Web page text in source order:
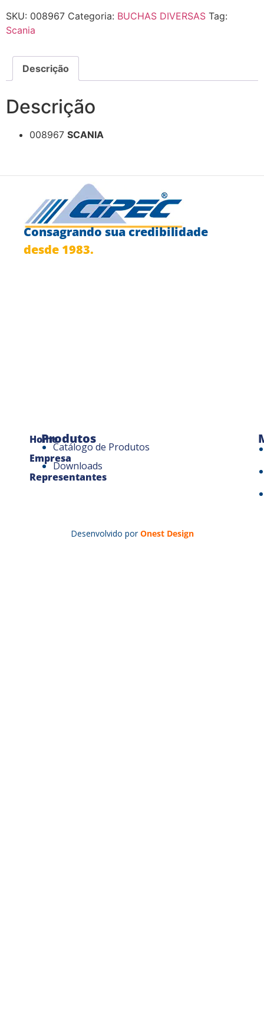
SKU: 008967 Categoria: BUCHAS DIVERSAS Tag:
Scania
Descrição
Descrição
008967 SCANIA
Consagrando sua credibilidade
desde 1983.
Home
Empresa
Representantes
Produtos
Catálogo de Produtos
Downloads
Desenvolvido por Onest Design